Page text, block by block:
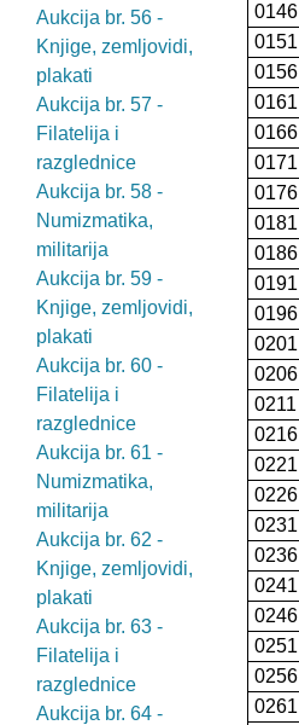
Aukcija br. 56 -
Knjige, zemljovidi,
plakati
Aukcija br. 57 -
Filatelija i
razglednice
Aukcija br. 58 -
Numizmatika,
militarija
Aukcija br. 59 -
Knjige, zemljovidi,
plakati
Aukcija br. 60 -
Filatelija i
razglednice
Aukcija br. 61 -
Numizmatika,
militarija
Aukcija br. 62 -
Knjige, zemljovidi,
plakati
Aukcija br. 63 -
Filatelija i
razglednice
Aukcija br. 64 -
0146
0151
0156
0161
0166
0171
0176
0181
0186
0191
0196
0201
0206
0211
0216
0221
0226
0231
0236
0241
0246
0251
0256
0261